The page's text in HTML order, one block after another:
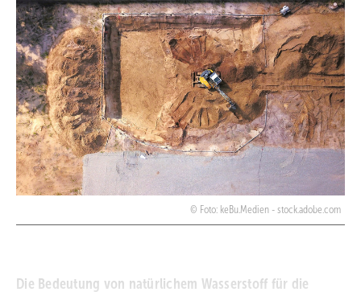
Foto: keBu.Medien - stock.adobe.com
Die Bedeutung von natürlichem Wasserstoff für die